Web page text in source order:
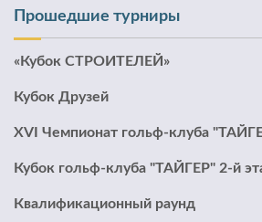
Прошедшие турниры
«Кубок СТРОИТЕЛЕЙ»
Кубок Друзей
XVI Чемпионат гольф-клуба
Кубок гольф-клуба "ТАЙГЕР" 2-й
Квалификационный раунд